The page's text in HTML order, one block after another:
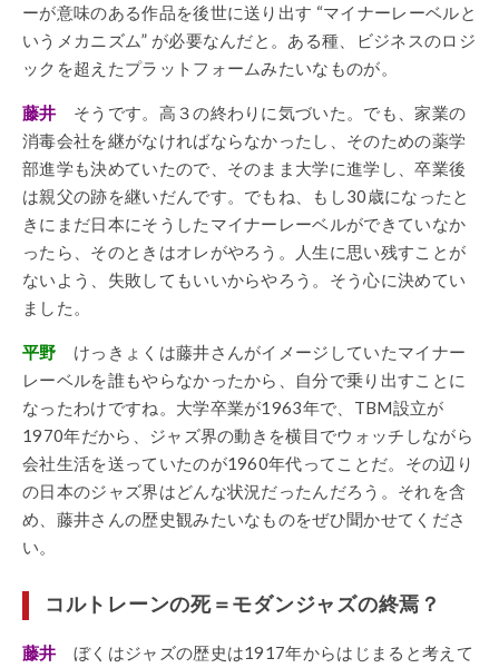
ーが意味のある作品を後世に送り出す “マイナーレーベルと
いうメカニズム” が必要なんだと。ある種、ビジネスのロジ
ックを超えたプラットフォームみたいなものが。
藤井 そうです。高３の終わりに気づいた。でも、家業の
消毒会社を継がなければならなかったし、そのための薬学
部進学も決めていたので、そのまま大学に進学し、卒業後
は親父の跡を継いだんです。でもね、もし30歳になったと
きにまだ日本にそうしたマイナーレーベルができていなか
ったら、そのときはオレがやろう。人生に思い残すことが
ないよう、失敗してもいいからやろう。そう心に決めてい
ました。
平野 けっきょくは藤井さんがイメージしていたマイナー
レーベルを誰もやらなかったから、自分で乗り出すことに
なったわけですね。大学卒業が1963年で、TBM設立が
1970年だから、ジャズ界の動きを横目でウォッチしながら
会社生活を送っていたのが1960年代ってことだ。その辺り
の日本のジャズ界はどんな状況だったんだろう。それを含
め、藤井さんの歴史観みたいなものをぜひ聞かせてくださ
い。
コルトレーンの死＝モダンジャズの終焉？
藤井 ぼくはジャズの歴史は1917年からはじまると考えて